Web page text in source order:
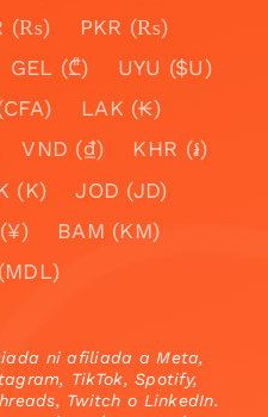
(₨)
PKR (₨)
GEL (₾)
UYU ($U)
LAK (₭)
VND (₫)
KHR (៛)
(K)
JOD (JD)
BAM (KM)
ni afiliada a Meta,
TikTok, Spotify,
Twitch o LinkedIn.